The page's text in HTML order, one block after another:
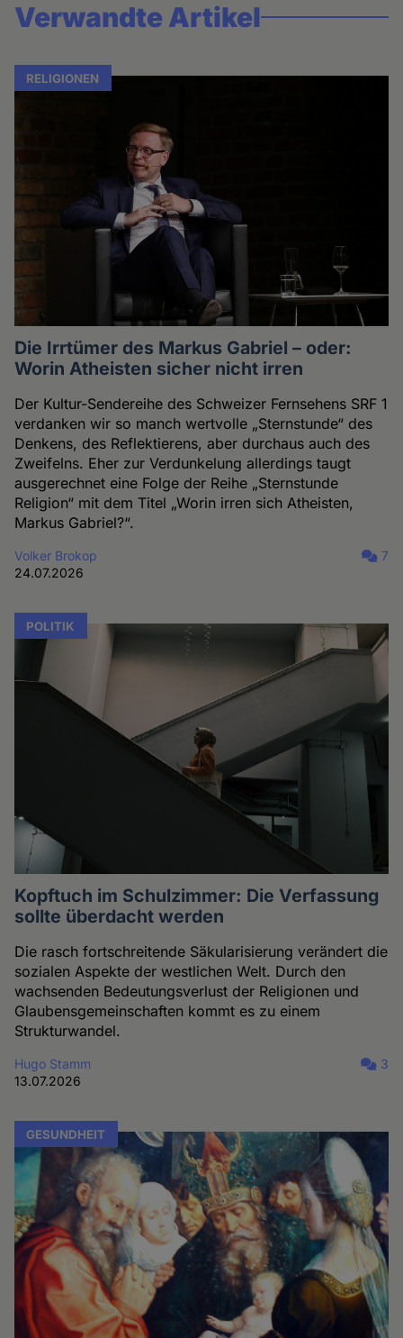
Verwandte Artikel
RELIGIONEN
Die Irrtümer des Markus Gabriel – oder:
Worin Atheisten sicher nicht irren
Der Kultur-Sendereihe des Schweizer Fernsehens SRF 1
verdanken wir so manch wertvolle „Sternstunde“ des
Denkens, des Reflektierens, aber durchaus auch des
Zweifelns. Eher zur Verdunkelung allerdings taugt
ausgerechnet eine Folge der Reihe „Sternstunde
Religion“ mit dem Titel „Worin irren sich Atheisten,
Markus Gabriel?“.
Volker Brokop
24.07.2026
7
POLITIK
Kopftuch im Schulzimmer: Die Verfassung
sollte überdacht werden
Die rasch fortschreitende Säkularisierung verändert die
sozialen Aspekte der westlichen Welt. Durch den
wachsenden Bedeutungsverlust der Religionen und
Glaubensgemeinschaften kommt es zu einem
Strukturwandel.
Hugo Stamm
13.07.2026
3
GESUNDHEIT